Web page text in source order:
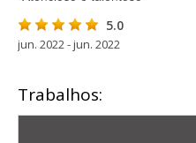
5.0
jun. 2022 - jun. 2022
Trabalhos: